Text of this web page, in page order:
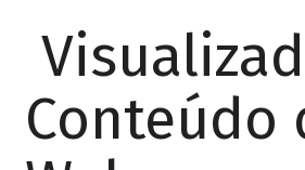
Conteúdo